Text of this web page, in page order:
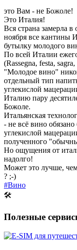
это Вам - не Божоле!
Это Италия!
Вся страна замерла
ноября все кантины
бутылку молодого
По всей Италии
(Rassegna, festa,
"Молодое вино"
отдельный тип
углекислой
Италию пару
Божоле.
Итальянская
- не всё вино
углекислой
полученного
Но ощущения от
надолго!
Может это лучше,
? ;-)
#Вино
🛠
Полезные